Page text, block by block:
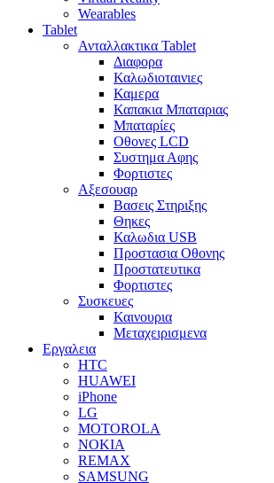
Wearables
Tablet
Ανταλλακτικα Tablet
Διαφορα
Καλωδιοταινιες
Καμερα
Καπακια Μπαταριας
Μπαταρίες
Οθονες LCD
Συστημα Αφης
Φορτιστες
Αξεσουαρ
Βασεις Στηριξης
Θηκες
Καλωδια USB
Προστασια Οθονης
Προστατευτικα
Φορτιστες
Συσκευες
Καινουρια
Μεταχειρισμενα
Εργαλεια
HTC
HUAWEI
iPhone
LG
MOTOROLA
NOKIA
REMAX
SAMSUNG